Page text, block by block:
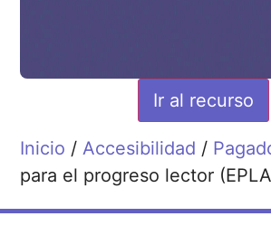
Ir al recurso
Inicio /Accesibilidad /
para el progreso lector